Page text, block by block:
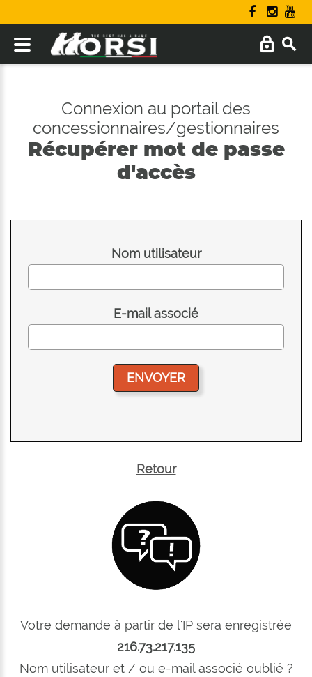
Connexion au portail des
concessionnaires/gestionnaires
Récupérer mot de passe
d'accès
Nom utilisateur
E-mail associé
Retour
Votre demande à partir de l'IP sera enregistrée
216.73.217.135
Nom utilisateur et / ou e-mail associé oublié ?